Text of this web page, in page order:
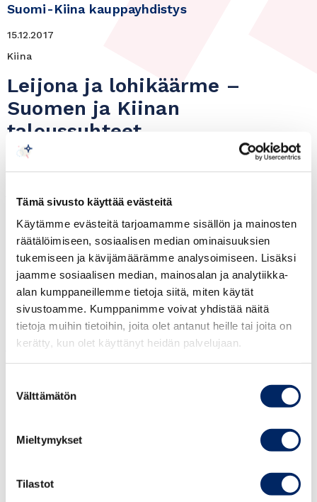
Tämä sivusto käyttää evästeitä
Käytämme evästeitä tarjoamamme sisällön ja mainosten
räätälöimiseen, sosiaalisen median ominaisuuksien
tukemiseen ja kävijämäärämme analysoimiseen. Lisäksi
jaamme sosiaalisen median, mainosalan ja analytiikka-
alan kumppaneillemme tietoja siitä, miten käytät
sivustoamme. Kumppanimme voivat yhdistää näitä
tietoja muihin tietoihin, joita olet antanut heille tai joita on
kerätty, kun olet käyttänyt heidän palvelujaan.
valinta
Välttämätön
Mieltymykset
Tilastot
Suomi-Kiina kauppayhdistys
15.12.2017
Kiina
Leijona ja lohikäärme –
Suomen ja Kiinan
taloussuhteet
Suomi-Kiina kauppayhdistyksellä on ilo toivottaa
Leijona ja lohikäärme – Suomen ja Kiinan
taloussuhteet
Kiina nousi vuonna 2015 suomalaisten
tytäryritysten kolmanneksi merkittävimmäksi
sijaintimaaksi heti Ruotsin ja Yhdysvaltojen
jälkeen liikevaihdolla mitattuna.
Henkilöstömäärällä mitattuna Kiina on jo
toiseksi merkittävin sijaintimaa. Suomalaisten
Kiinaan rekisteröityneiden tytäryritysten
Etlan julkaisemasta tutkimuksesta. Myös
kasvussa.